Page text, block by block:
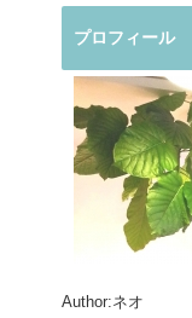
プロフィール
Author:ネオ